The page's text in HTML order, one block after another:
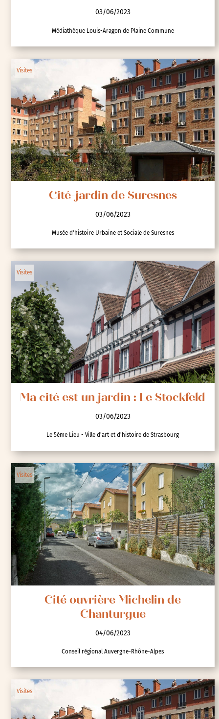
03/06/2023
Médiathèque Louis-Aragon de Plaine Commune
Visites
Cité-jardin de Suresnes
03/06/2023
Musée d'histoire Urbaine et Sociale de Suresnes
Visites
Ma cité est un jardin : Le Stockfeld
03/06/2023
Le 5ème Lieu - Ville d'art et d'histoire de Strasbourg
Visites
Cité ouvrière Michelin de
Chanturgue
04/06/2023
Conseil régional Auvergne-Rhône-Alpes
Visites